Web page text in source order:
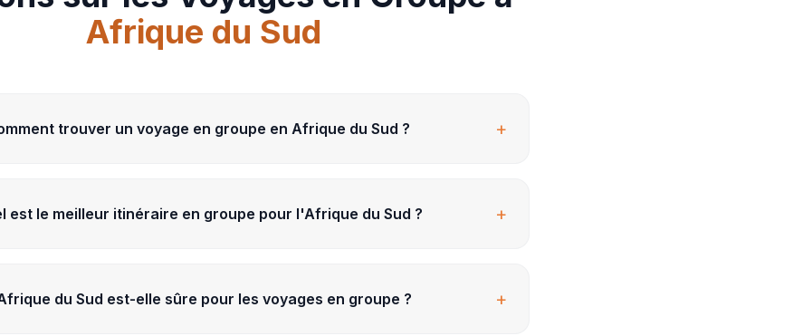
Afrique du Sud
trouver un voyage en groupe en Afrique du Sud ? +
est le meilleur itinéraire en groupe pour l'Afrique du Sud ? +
du Sud est-elle sûre pour les voyages en groupe ? +